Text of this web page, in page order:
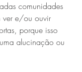
comunidades
ver e/ou ouvir
porque isso
alucinação ou